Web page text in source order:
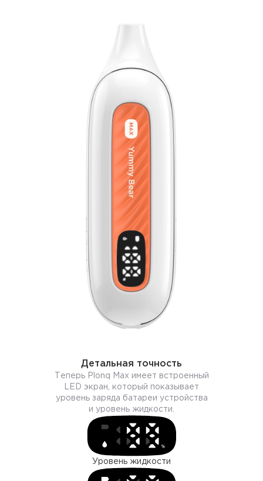
Детальная точность
Теперь Plonq Max имеет встроенный
LЕD экран, который показывает
уровень заряда батареи устройства
и уровень жидкости.
Уровень жидкости